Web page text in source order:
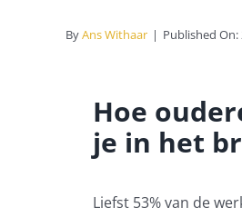
ByAns Withaar | Published On:
Hoe
je in het
Liefst 53% van de